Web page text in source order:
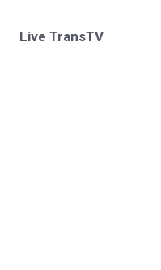
Live TransTV